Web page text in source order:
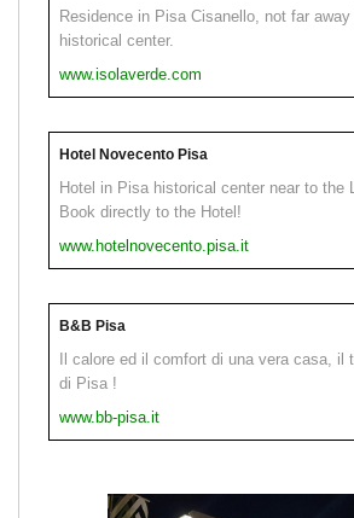
Residence in Pisa Cisanello, not far
historical center.
www.isolaverde.com
Hotel Novecento Pisa
Hotel in Pisa historical center near to the
Book directly to the Hotel!
www.hotelnovecento.pisa.it
B&B Pisa
Il calore ed il comfort di una vera casa, il
di Pisa !
www.bb-pisa.it